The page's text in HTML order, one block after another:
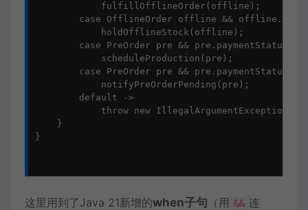
            fulfillOfflineOrder(offline);
case OfflineOrder offline &&
            holdOfflineStock(offline);
case PreOrder pre && pre.paymentStatus()
            scheduleProduction(pre);
case PreOrder pre && pre.paymentStatus()
            notifyPreOrderPending(pre);
        default ->
throw new IllegalArgumentException("未
    }
}
这里用到了Java 21新增的when子句 （用 && 连